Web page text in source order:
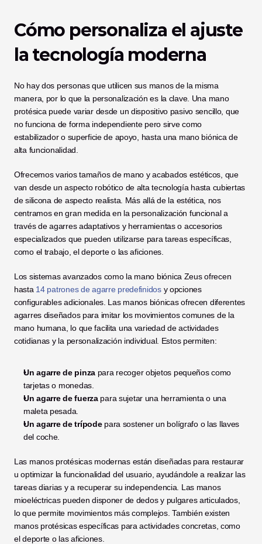
Cómo personaliza el ajuste
la tecnología moderna
No hay dos personas que utilicen sus manos de la misma
manera, por lo que la personalización es la clave. Una mano
protésica puede variar desde un dispositivo pasivo sencillo, que
no funciona de forma independiente pero sirve como
estabilizador o superficie de apoyo, hasta una mano biónica de
alta funcionalidad.
Ofrecemos varios tamaños de mano y acabados estéticos, que
van desde un aspecto robótico de alta tecnología hasta cubiertas
de silicona de aspecto realista. Más allá de la estética, nos
centramos en gran medida en la personalización funcional a
través de agarres adaptativos y herramientas o accesorios
especializados que pueden utilizarse para tareas específicas,
como el trabajo, el deporte o las aficiones.
Los sistemas avanzados como la mano biónica Zeus ofrecen
hasta 14 patrones de agarre predefinidos y opciones
configurables adicionales. Las manos biónicas ofrecen diferentes
agarres diseñados para imitar los movimientos comunes de la
mano humana, lo que facilita una variedad de actividades
cotidianas y la personalización individual. Estos permiten:
Un agarre de pinza para recoger objetos pequeños como
tarjetas o monedas.
Un agarre de fuerza para sujetar una herramienta o una
maleta pesada.
Un agarre de trípode para sostener un bolígrafo o las llaves
del coche.
Las manos protésicas modernas están diseñadas para restaurar
u optimizar la funcionalidad del usuario, ayudándole a realizar las
tareas diarias y a recuperar su independencia. Las manos
mioeléctricas pueden disponer de dedos y pulgares articulados,
lo que permite movimientos más complejos. También existen
manos protésicas específicas para actividades concretas, como
el deporte o las aficiones.